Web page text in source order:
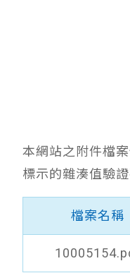
本網站之附件檔
標示的雜湊值驗
檔案名稱